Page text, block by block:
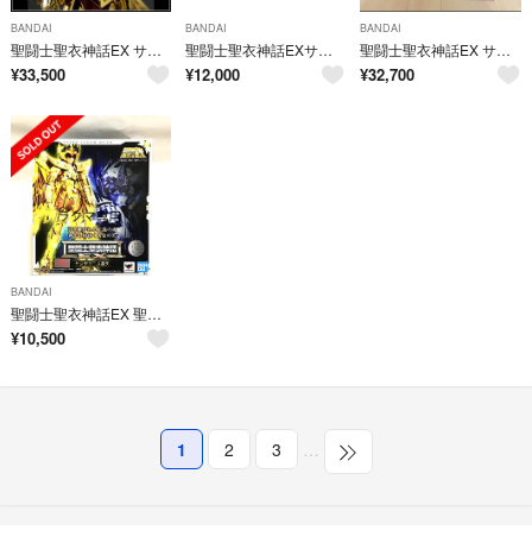
BANDAI
聖闘士聖衣神話EX サジタリアス星矢 GOLD24
¥33,500
BANDAI
聖闘士聖衣神話EXサジタリアス星矢
¥12,000
BANDAI
聖闘士聖衣神話EX サジタリアス星矢 GOLD24 新品未開封
¥32,700
BANDAI
聖闘士聖衣神話EX 聖闘士星矢 サジタリアス星矢
¥10,500
1 2 3 …